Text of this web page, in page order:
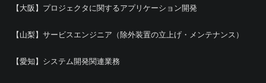
【大阪】プロジェクタに関するアプリケーション開発
【山梨】サービスエンジニア（除外装置の立上げ・メンテナンス）
【愛知】システム開発関連業務